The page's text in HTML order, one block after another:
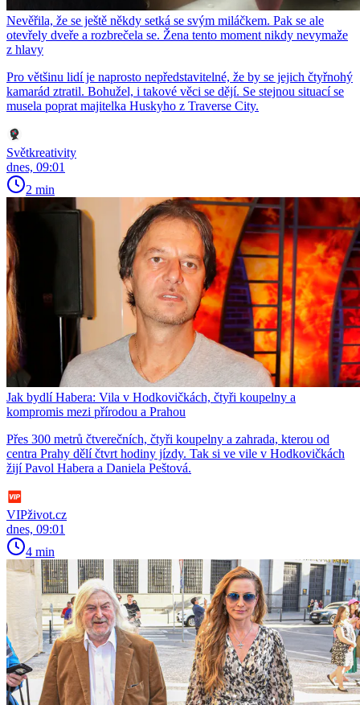
Nevěřila, že se ještě někdy setká se svým miláčkem. Pak se ale
otevřely dveře a rozbrečela se. Žena tento moment nikdy nevymaže
z hlavy
Pro většinu lidí je naprosto nepředstavitelné, že by se jejich čtyřnohý
kamarád ztratil. Bohužel, i takové věci se dějí. Se stejnou situací se
musela poprat majitelka Huskyho z Traverse City.
Světkreativity
dnes, 09:01
2 min
Jak bydlí Habera: Vila v Hodkovičkách, čtyři koupelny a
kompromis mezi přírodou a Prahou
Přes 300 metrů čtverečních, čtyři koupelny a zahrada, kterou od
centra Prahy dělí čtvrt hodiny jízdy. Tak si ve vile v Hodkovičkách
žijí Pavol Habera a Daniela Peštová.
VIPživot.cz
dnes, 09:01
4 min